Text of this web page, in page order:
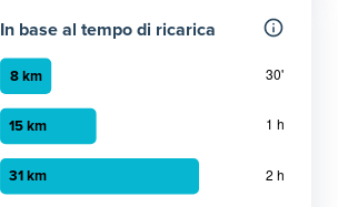
In base al tempo di ricarica